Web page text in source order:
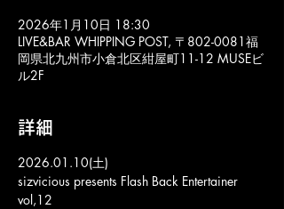
2026年1月10日 18:30
LIVE&BAR WHIPPING POST, 〒802-0081福
岡県北九州市小倉北区紺屋町11-12 MUSEビ
ル2F
詳細
2026.01.10(土)
sizvicious presents Flash Back Entertainer
vol,12